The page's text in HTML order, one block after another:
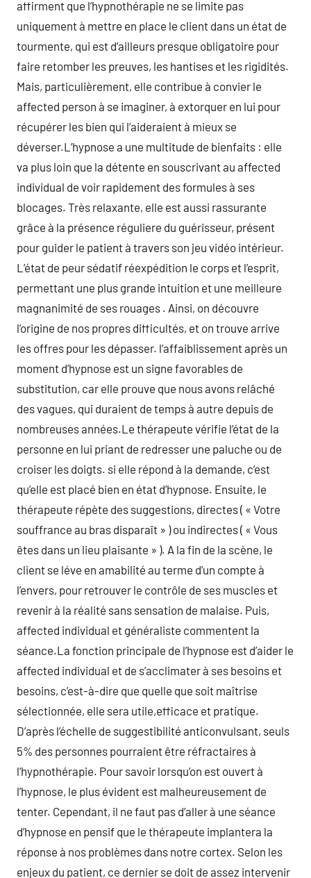
affirment que l’hypnothérapie ne se limite pas
uniquement à mettre en place le client dans un état de
tourmente, qui est d’ailleurs presque obligatoire pour
faire retomber les preuves, les hantises et les rigidités.
Mais, particulièrement, elle contribue à convier le
affected person à se imaginer, à extorquer en lui pour
récupérer les bien qui l’aideraient à mieux se
déverser.L’hypnose a une multitude de bienfaits : elle
va plus loin que la détente en souscrivant au affected
individual de voir rapidement des formules à ses
blocages. Très relaxante, elle est aussi rassurante
grâce à la présence réguliere du guérisseur, présent
pour guider le patient à travers son jeu vidéo intérieur.
L’état de peur sédatif réexpédition le corps et l’esprit,
permettant une plus grande intuition et une meilleure
magnanimité de ses rouages . Ainsi, on découvre
l’origine de nos propres difficultés, et on trouve arrive
les offres pour les dépasser. l’affaiblissement après un
moment d’hypnose est un signe favorables de
substitution, car elle prouve que nous avons relâché
des vagues, qui duraient de temps à autre depuis de
nombreuses années.Le thérapeute vérifie l’état de la
personne en lui priant de redresser une paluche ou de
croiser les doigts. si elle répond à la demande, c’est
qu’elle est placé bien en état d’hypnose. Ensuite, le
thérapeute répète des suggestions, directes ( « Votre
souffrance au bras disparaît » ) ou indirectes ( « Vous
êtes dans un lieu plaisante » ). A la fin de la scène, le
client se léve en amabilité au terme d’un compte à
l’envers, pour retrouver le contrôle de ses muscles et
revenir à la réalité sans sensation de malaise. Puis,
affected individual et généraliste commentent la
séance.La fonction principale de l’hypnose est d’aider le
affected individual et de s’acclimater à ses besoins et
besoins, c’est-à-dire que quelle que soit maîtrise
sélectionnée, elle sera utile,efficace et pratique.
D’après l’échelle de suggestibilité anticonvulsant, seuls
5% des personnes pourraient être réfractaires à
l’hypnothérapie. Pour savoir lorsqu’on est ouvert à
l’hypnose, le plus évident est malheureusement de
tenter. Cependant, il ne faut pas d’aller à une séance
d’hypnose en pensif que le thérapeute implantera la
réponse à nos problèmes dans notre cortex. Selon les
enjeux du patient, ce dernier se doit de assez intervenir